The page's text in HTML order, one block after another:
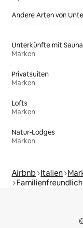
Andere Arten von
Unterkünfte mit Sauna
Marken
Privatsuiten
Marken
Lofts
Marken
Natur-Lodges
Marken
Airbnb Italien